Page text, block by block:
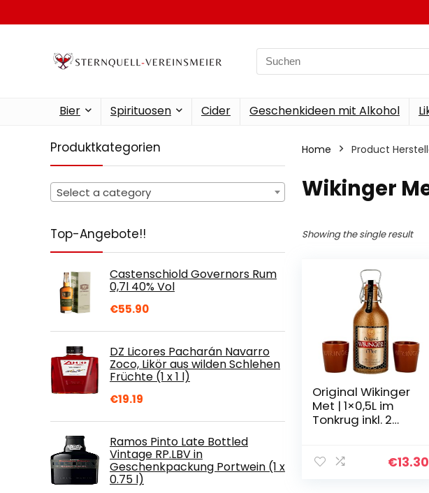
Search
for:
Bier Spirituosen Cider Geschenkideen mit Alkohol
Produktkategorien
Select a category
Top-Angebote!!
Castenschiold Governors Rum
0,7l 40% Vol
€55.90
DZ Licores Pacharán Navarro
Zoco, Likör aus wilden Schlehen
Früchte (1 x 1 l)
€19.19
Ramos Pinto Late Bottled
Vintage RP.LBV in
Geschenkpackung Portwein (1 x
0.75 l)
Home Product
‎Wikinger
Showing the single result
Original Wikinger
Met | 1×0,5L im
Tonkrug inkl. 2
der historischen
€13.30